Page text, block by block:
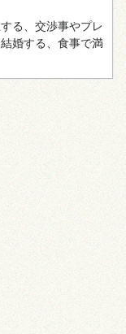
る、交渉事やプレ
婚する、食事で満